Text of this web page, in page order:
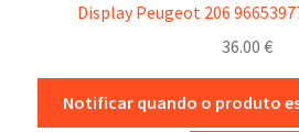
Display Peugeot 206
36.00 €
Notificar quando o produto